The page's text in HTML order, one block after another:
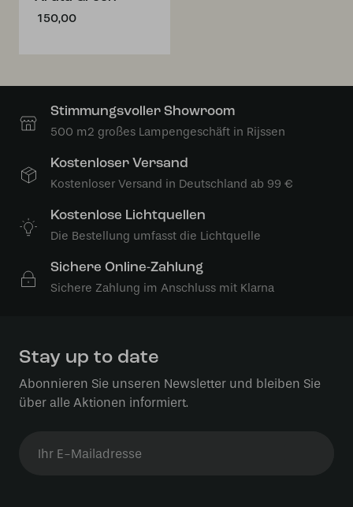
150,00
Stimmungsvoller Showroom
500 m2 großes Lampengeschäft in Rijssen
Kostenloser Versand
Kostenloser Versand in Deutschland ab 99 €
Kostenlose Lichtquellen
Die Bestellung umfasst die Lichtquelle
Sichere Online-Zahlung
Sichere Zahlung im Anschluss mit Klarna
Stay up to date
Abonnieren Sie unseren Newsletter und bleiben Sie
über alle Aktionen informiert.